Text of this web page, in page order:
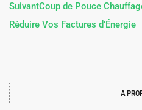
SuivantCoup de Pouce
Réduire Vos Factures d’Énergie
A